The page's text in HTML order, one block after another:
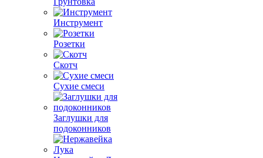
Инструмент
Розетки
Скотч
Сухие смеси
Заглушки для
подоконников